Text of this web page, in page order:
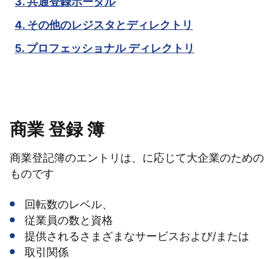
商業 登録 簿
商業登記簿のエントリは、に応じて大企業のための
ものです
回転数のレベル、
従業員の数と資格
提供されるさまざまなサービスおよび/または
取引関係
4. その他のレジスタとディレクトリ
5. プロフェッショナル ディレクトリ